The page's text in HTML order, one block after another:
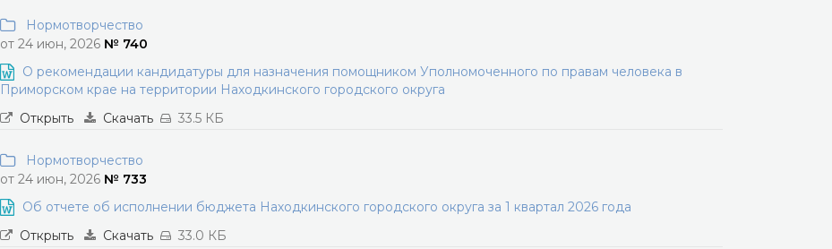
Нормотворчество
от 24 июн, 2026 № 740
О рекомендации кандидатуры для назначения помощником Уполномоченного по правам человека в
Приморском крае на территории Находкинского городского округа
Открыть
Скачать 33.5 КБ
Нормотворчество
от 24 июн, 2026 № 733
Об отчете об исполнении бюджета Находкинского городского округа за 1 квартал 2026 года
Открыть
Скачать 33.0 КБ